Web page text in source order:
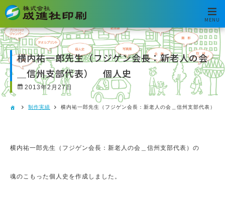
MENU
横内祐一郎先生（フジゲン会長：新老人の会
＿信州支部代表） 個人史
2013年2月27日
制作実績 横内祐一郎先生（フジゲン会長：新老人の会＿信州支部代表）
横内祐一郎先生（フジゲン会長：新老人の会＿信州支部代表）の
魂のこもった個人史を作成しました。